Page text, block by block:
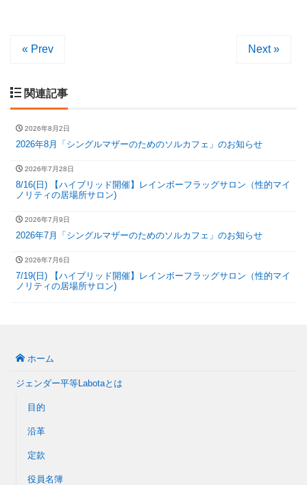
« Prev Next »
関連記事
2026年8月2日
2026年8月「シングルマザーのためのソルカフェ」のお知らせ
2026年7月28日
8/16(日) 【ハイブリッド開催】レインボーフラッグサロン（性的マイ
ノリティの居場所サロン)
2026年7月9日
2026年7月「シングルマザーのためのソルカフェ」のお知らせ
2026年7月6日
7/19(日) 【ハイブリッド開催】レインボーフラッグサロン（性的マイ
ノリティの居場所サロン)
ホーム
ジェンダー平等Labotaとは
目的
沿革
定款
役員名簿